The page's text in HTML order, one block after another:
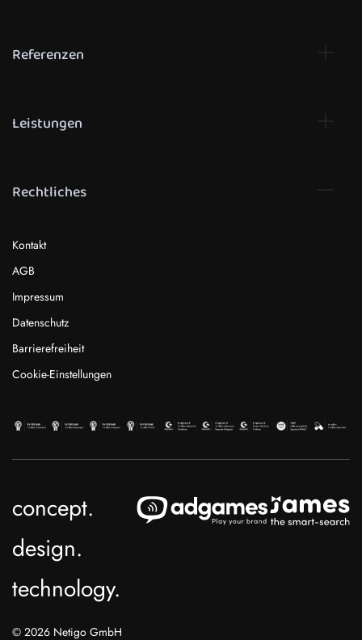
Referenzen
Leistungen
Rechtliches
Kontakt
AGB
Impressum
Datenschutz
Barrierefreiheit
Cookie-Einstellungen
concept.
design.
technology.
© 2026 Netigo GmbH